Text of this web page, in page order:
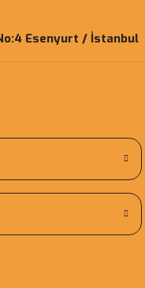
Esenyurt / İstanbul